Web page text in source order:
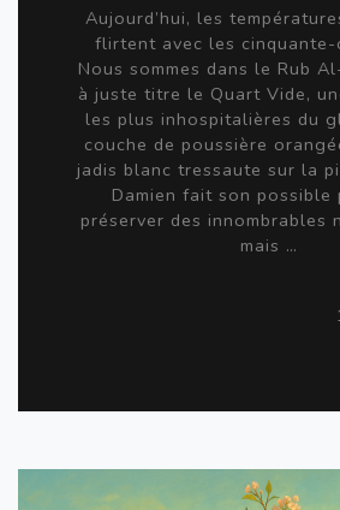
Aujourd’hui, les
flirtent avec les cinquante-
Nous sommes dans le Rub
à juste titre le Quart Vide,
les plus inhospitalières du
couche de poussière
jadis blanc tressaute sur la
Damien fait son possible
préserver des innombrables
mais …